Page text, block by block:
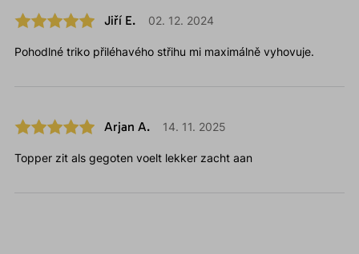
Jiří E. 02. 12. 2024
Pohodlné triko přiléhavého střihu mi maximálně vyhovuje.
Arjan A. 14. 11. 2025
Topper zit als gegoten voelt lekker zacht aan